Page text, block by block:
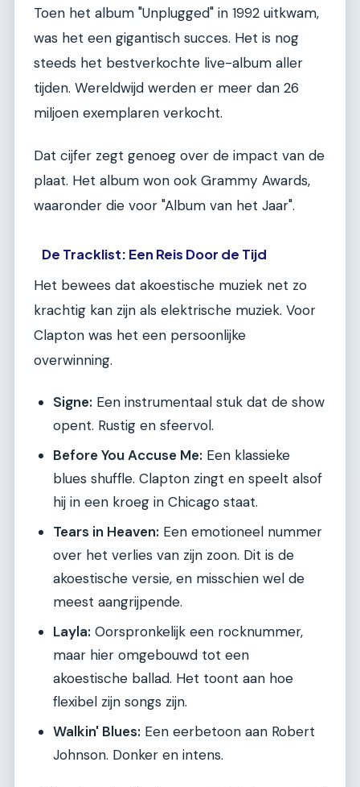
Toen het album "Unplugged" in 1992 uitkwam,
was het een gigantisch succes. Het is nog
steeds het bestverkochte live-album aller
tijden. Wereldwijd werden er meer dan 26
miljoen exemplaren verkocht.
Dat cijfer zegt genoeg over de impact van de
plaat. Het album won ook Grammy Awards,
waaronder die voor "Album van het Jaar".
De Tracklist: Een Reis Door de Tijd
Het bewees dat akoestische muziek net zo
krachtig kan zijn als elektrische muziek. Voor
Clapton was het een persoonlijke
overwinning.
Signe: Een instrumentaal stuk dat de show
opent. Rustig en sfeervol.
Before You Accuse Me: Een klassieke
blues shuffle. Clapton zingt en speelt alsof
hij in een kroeg in Chicago staat.
Tears in Heaven: Een emotioneel nummer
over het verlies van zijn zoon. Dit is de
akoestische versie, en misschien wel de
meest aangrijpende.
Layla: Oorspronkelijk een rocknummer,
maar hier omgebouwd tot een
akoestische ballad. Het toont aan hoe
flexibel zijn songs zijn.
Walkin' Blues: Een eerbetoon aan Robert
Johnson. Donker en intens.